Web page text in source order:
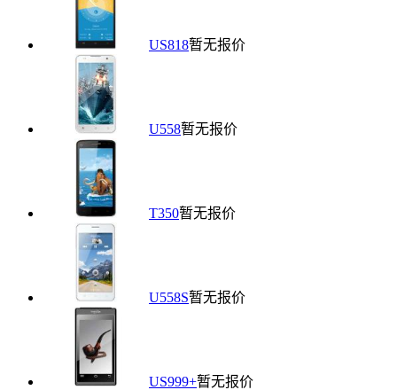
US818暂无报价
U558暂无报价
T350暂无报价
U558S暂无报价
US999+暂无报价